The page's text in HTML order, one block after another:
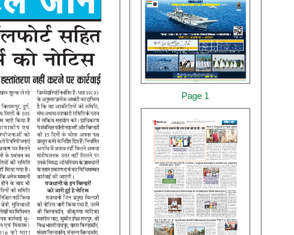
Page 1